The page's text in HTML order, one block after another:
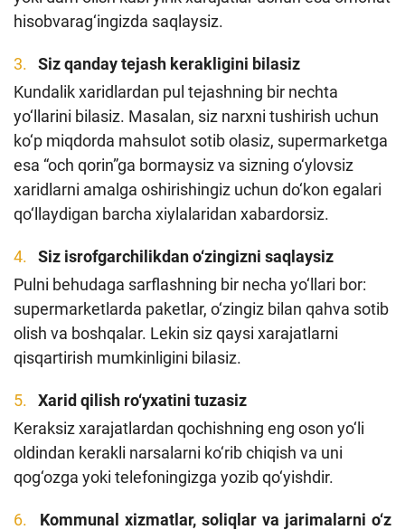
hisobvarag‘ingizda saqlaysiz.
Siz qanday tejash kerakligini bilasiz
Kundalik xaridlardan pul tejashning bir nechta
yo‘llarini bilasiz. Masalan, siz narxni tushirish uchun
ko‘p miqdorda mahsulot sotib olasiz, supermarketga
esa “och qorin”ga bormaysiz va sizning o‘ylovsiz
xaridlarni amalga oshirishingiz uchun do‘kon egalari
qo‘llaydigan barcha xiylalaridan xabardorsiz.
Siz isrofgarchilikdan o‘zingizni saqlaysiz
Pulni behudaga sarflashning bir necha yo‘llari bor:
supermarketlarda paketlar, o‘zingiz bilan qahva sotib
olish va boshqalar. Lekin siz qaysi xarajatlarni
qisqartirish mumkinligini bilasiz.
Xarid qilish ro‘yxatini tuzasiz
Keraksiz xarajatlardan qochishning eng oson yo‘li
oldindan kerakli narsalarni ko‘rib chiqish va uni
qog‘ozga yoki telefoningizga yozib qo‘yishdir.
Kommunal xizmatlar, soliqlar va jarimalarni o‘z